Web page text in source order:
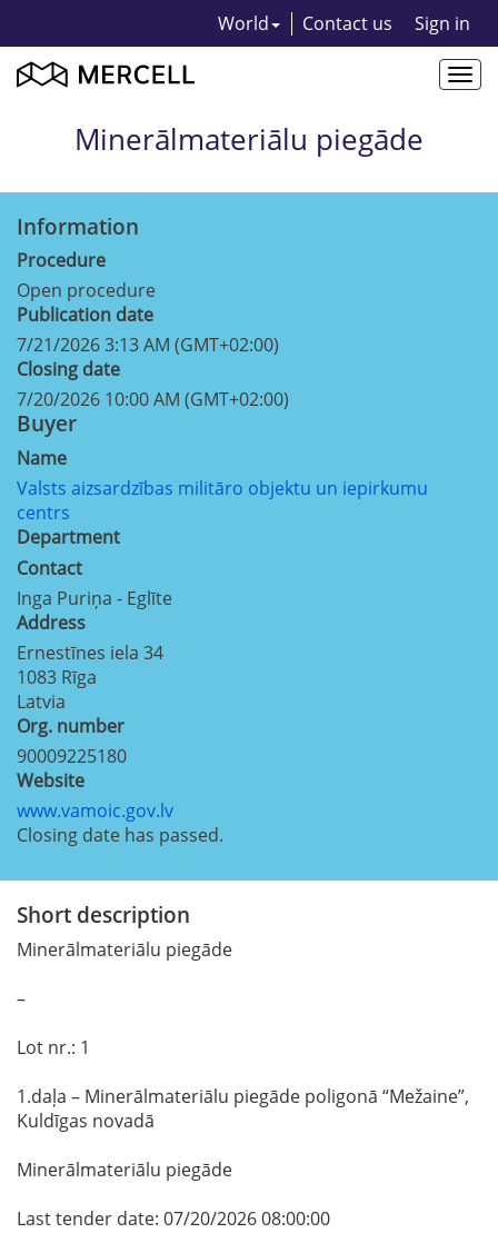
World Contact us Sign in
Minerālmateriālu piegāde
Information
Procedure
Open procedure
Publication date
7/21/2026 3:13 AM (GMT+02:00)
Closing date
7/20/2026 10:00 AM (GMT+02:00)
Buyer
Name
Valsts aizsardzības militāro objektu un iepirkumu
centrs
Department
Contact
Inga Puriņa - Eglīte
Address
Ernestīnes iela 34
1083 Rīga
Latvia
Org. number
90009225180
Website
www.vamoic.gov.lv
Closing date has passed.
Short description
Minerālmateriālu piegāde
–
Lot nr.: 1
1.daļa – Minerālmateriālu piegāde poligonā “Mežaine”,
Kuldīgas novadā
Minerālmateriālu piegāde
Last tender date: 07/20/2026 08:00:00